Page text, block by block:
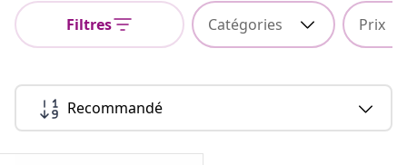
Filtres Catégories Prix
Recommandé